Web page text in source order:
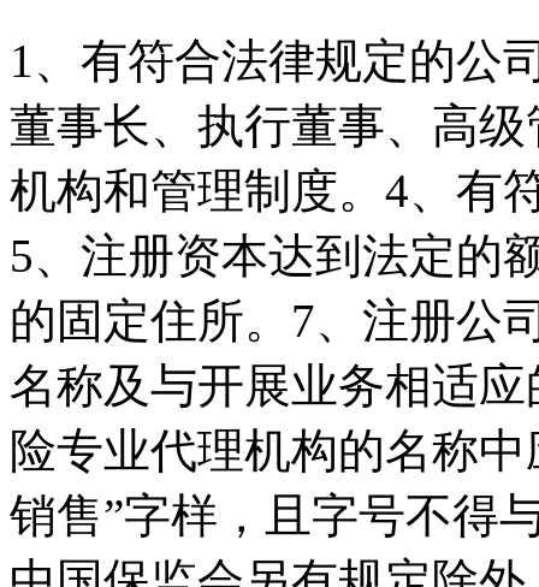
1、有符合法律规定的公
董事长、执行董事、高
机构和管理制度。4、有
5、注册资本达到法定的
的固定住所。7、注册公
名称及与开展业务相适
险专业代理机构的名称
销售”字样，且字号不得